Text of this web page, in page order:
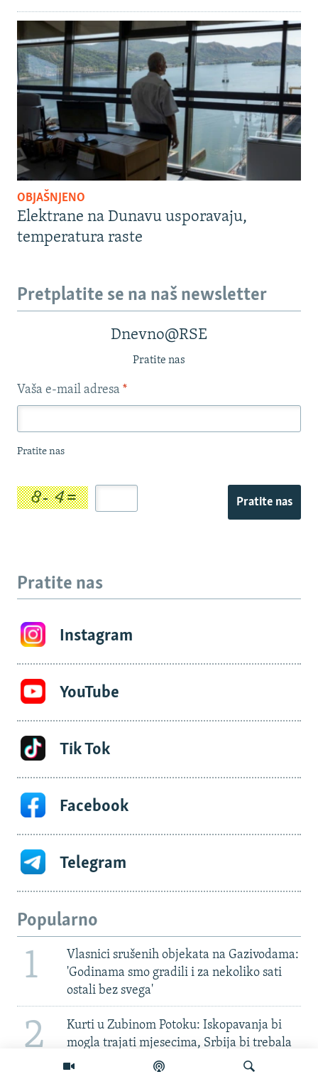
OBJAŠNJENO
Elektrane na Dunavu usporavaju,
temperatura raste
Pretplatite se na naš newsletter
Dnevno@RSE
Pratite nas
Vaša e-mail adresa *
Pratite nas
Pratite nas
Pratite nas
Instagram
YouTube
Tik Tok
Facebook
Telegram
Popularno
1
Vlasnici srušenih objekata na Gazivodama:
'Godinama smo gradili i za nekoliko sati
ostali bez svega'
2
Kurti u Zubinom Potoku: Iskopavanja bi
mogla trajati mjesecima, Srbija bi trebala
otvoriti arhive